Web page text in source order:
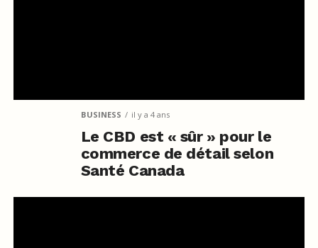
BUSINESS il y a 4 ans
Le CBD est « sûr » pour le
commerce de détail selon
Santé Canada